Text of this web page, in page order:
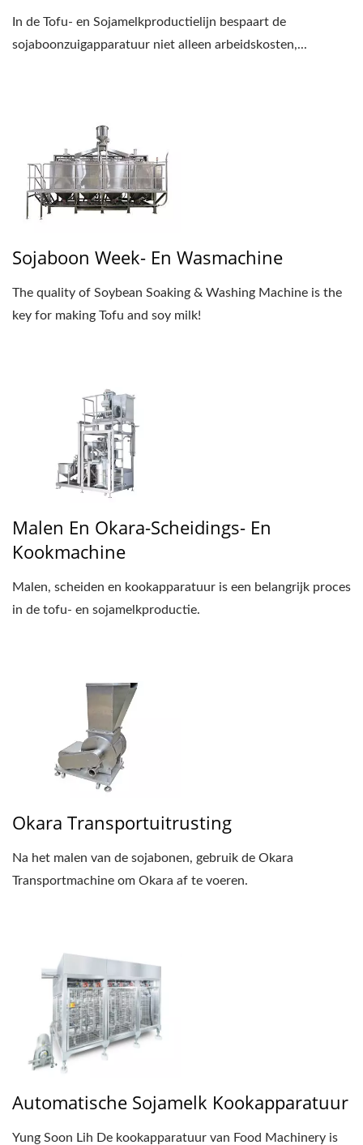
In de Tofu- en Sojamelkproductielijn bespaart de
sojaboonzuigapparatuur niet alleen arbeidskosten,...
Sojaboon Week- En Wasmachine
The quality of Soybean Soaking & Washing Machine is the
key for making Tofu and soy milk!
Malen En Okara-Scheidings- En
Kookmachine
Malen, scheiden en kookapparatuur is een belangrijk proces
in de tofu- en sojamelkproductie.
Okara Transportuitrusting
Na het malen van de sojabonen, gebruik de Okara
Transportmachine om Okara af te voeren.
Automatische Sojamelk Kookapparatuur
Yung Soon Lih De kookapparatuur van Food Machinery is